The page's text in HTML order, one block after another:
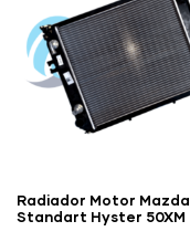
Radiador Motor Mazda
Standart Hyster 50XM